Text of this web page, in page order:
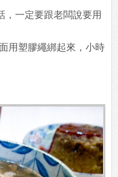
，一定要跟老闆說要用
用塑膠繩綁起來，小時